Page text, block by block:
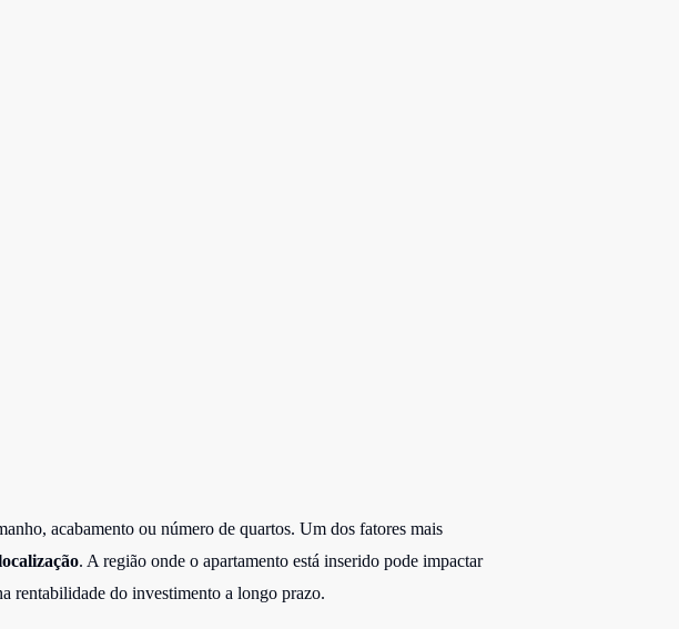
acabamento ou número de quartos. Um dos fatores mais
. A região onde o apartamento está inserido pode impactar
rentabilidade do investimento a longo prazo.